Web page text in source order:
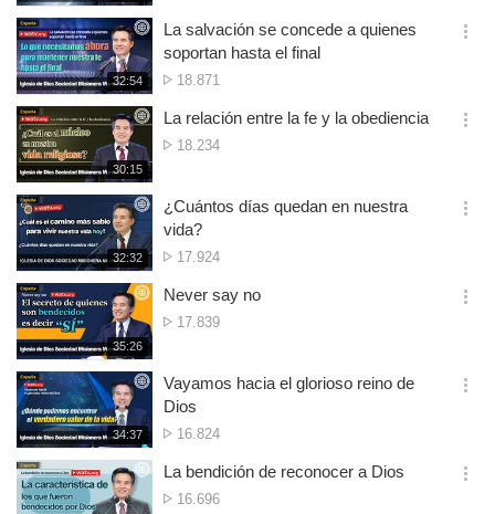
생
시
간
기
재
생
시
간
32:54
La salvación se concede a quienes
soportan hasta el final
Reproducciones
18.871
옵
기
재
생
시
간
30:15
La relación entre la fe y la obediencia
Reproducciones
18.234
옵
기
재
생
시
간
32:32
¿Cuántos días quedan en nuestra
vida?
Reproducciones
17.924
옵
기
재
생
시
간
35:26
Never say no
Reproducciones
17.839
옵
기
재
생
시
간
34:37
Vayamos hacia el glorioso reino de
Dios
Reproducciones
16.824
옵
기
La bendición de reconocer a Dios
Reproducciones
16.696
옵